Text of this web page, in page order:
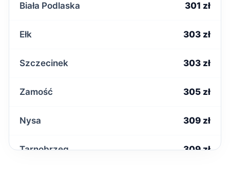
Biała Podlaska 301 zł
Ełk 303 zł
Szczecinek 303 zł
Zamość 305 zł
Nysa 309 zł
Tarnobrzeg 309 zł